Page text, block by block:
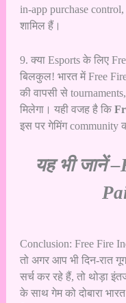
in-app purchase
शामिल हैं।
9. क्या Esports के लिए
बिलकुल! भारत में Free
की वापसी से
मिलेगा। यही वजह है कि
इस पर गेमिंग community
यह भी जानें –
Conclusion: Free Fire
तो अगर आप भी दिन-रात
सर्च कर रहे हैं, तो थोड़ा
के साथ गेम को दोबारा